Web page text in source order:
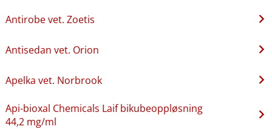
Antirobe vet. Zoetis
Antisedan vet. Orion
Apelka vet. Norbrook
Api-bioxal Chemicals Laif bikubeoppløsning
44,2 mg/ml